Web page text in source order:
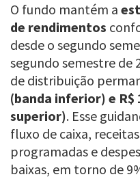
O fundo mantém a
de rendimentos
desde o segundo
segundo semestre de
de distribuição
(banda inferior) e
superior). Esse
fluxo de caixa,
programadas e
baixas, em torno de